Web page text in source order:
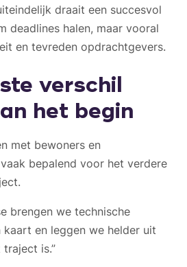
draait een succesvol
deadlines halen, maar vooral
en tevreden opdrachtgevers.
verschil
het begin
met bewoners en
bepalend voor het verdere
brengen we technische
en leggen we helder uit
is.”